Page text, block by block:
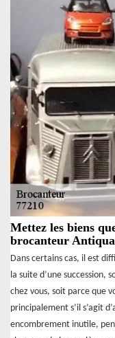
Mettez les biens
brocanteur
Dans certains cas, il est
la suite d’une succession,
chez vous, soit parce que
principalement s’il s’agit
encombrement inutile,